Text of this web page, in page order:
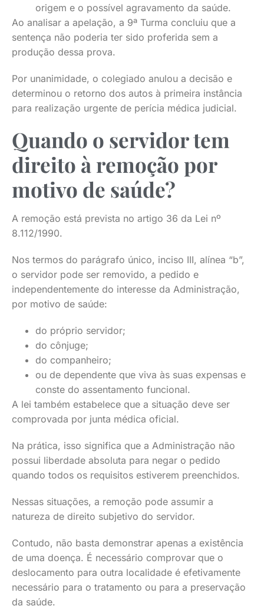
origem e o possível agravamento da saúde.
Ao analisar a apelação, a 9ª Turma concluiu que a
sentença não poderia ter sido proferida sem a
produção dessa prova.
Por unanimidade, o colegiado anulou a decisão e
determinou o retorno dos autos à primeira instância
para realização urgente de perícia médica judicial.
Quando o servidor tem
direito à remoção por
motivo de saúde?
A remoção está prevista no artigo 36 da Lei nº
8.112/1990.
Nos termos do parágrafo único, inciso III, alínea “b”,
o servidor pode ser removido, a pedido e
independentemente do interesse da Administração,
por motivo de saúde:
do próprio servidor;
do cônjuge;
do companheiro;
ou de dependente que viva às suas expensas e
conste do assentamento funcional.
A lei também estabelece que a situação deve ser
comprovada por junta médica oficial.
Na prática, isso significa que a Administração não
possui liberdade absoluta para negar o pedido
quando todos os requisitos estiverem preenchidos.
Nessas situações, a remoção pode assumir a
natureza de direito subjetivo do servidor.
Contudo, não basta demonstrar apenas a existência
de uma doença. É necessário comprovar que o
deslocamento para outra localidade é efetivamente
necessário para o tratamento ou para a preservação
da saúde.